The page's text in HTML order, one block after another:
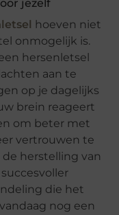
jezelf
hoeven niet
onmogelijk is.
hersenletsel
aan te
op je dagelijks
brein reageert
om beter met
vertrouwen te
herstelling van
die het
nog een